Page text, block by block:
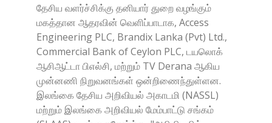
தேசிய வளர்ச்சிக்கு தனியார் துறை வழங்கும்
மகத்தான ஆதரவின் வெளிப்பாடாக, Access
Engineering PLC, Brandix Lanka (Pvt) Ltd.,
Commercial Bank of Ceylon PLC, டயலொக்
ஆசிஆட்டா பிஎல்சி, மற்றும் TV Derana ஆகிய
முன்னணி நிறுவனங்கள் ஒன்றிணைந்துள்ளன.
இலங்கை தேசிய அறிவியல் அகாடமி (NASSL)
மற்றும் இலங்கை அறிவியல் மேம்பாட்டு சங்கம்